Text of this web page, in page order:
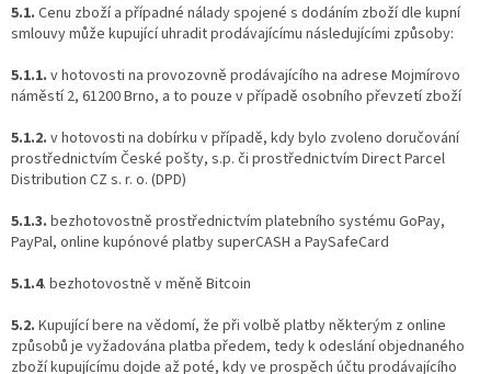
5.1. Cenu zboží a případné nálady spojené s dodáním zboží dle kupní
smlouvy může kupující uhradit prodávajícímu následujícími způsoby:
5.1.1. v hotovosti na provozovně prodávajícího na adrese Mojmírovo
náměstí 2, 61200 Brno, a to pouze v případě osobního převzetí zboží
5.1.2. v hotovosti na dobírku v případě, kdy bylo zvoleno doručování
prostřednictvím České pošty, s.p. či prostřednictvím Direct Parcel
Distribution CZ s. r. o. (DPD)
5.1.3. bezhotovostně prostřednictvím platebního systému GoPay,
PayPal, online kupónové platby superCASH a PaySafeCard
5.1.4. bezhotovostně v měně Bitcoin
5.2. Kupující bere na vědomí, že při volbě platby některým z online
způsobů je vyžadována platba předem, tedy k odeslání objednaného
zboží kupujícímu dojde až poté, kdy ve prospěch účtu prodávajícího